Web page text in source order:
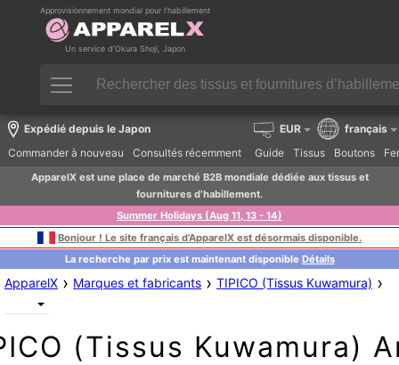
Approvisionnement mondial pour l’habillement
Un service d’Okura Shoji, Japon
Expédié depuis le Japon
Commander à nouveau
Consultés récemment Guide Tissus Boutons
EUR français
ApparelX est une place de marché B2B mondiale dédiée aux tissus et
fournitures d’habillement.
Summer Holidays (Aug 11, 13 - 14)
Bonjour ! Le site français d’ApparelX est désormais disponible.
La recherche par prix est maintenant disponible Détails
ApparelX › Marques et fabricants › TIPICO (Tissus Kuwamura) ›
(Tissus Kuwamura)